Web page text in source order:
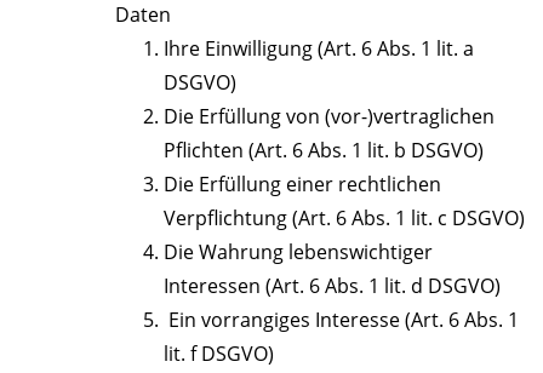
Daten
Ihre Einwilligung (Art. 6 Abs. 1 lit. a
DSGVO)
Die Erfüllung von (vor-)vertraglichen
Pflichten (Art. 6 Abs. 1 lit. b DSGVO)
Die Erfüllung einer rechtlichen
Verpflichtung (Art. 6 Abs. 1 lit. c DSGVO)
Die Wahrung lebenswichtiger
Interessen (Art. 6 Abs. 1 lit. d DSGVO)
Ein vorrangiges Interesse (Art. 6 Abs. 1
lit. f DSGVO)